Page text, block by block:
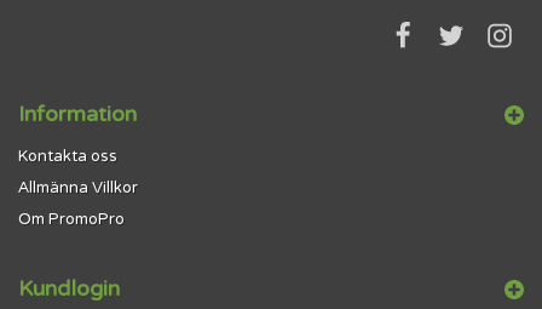
Information
Kontakta oss
Allmänna Villkor
Om PromoPro
Kundlogin